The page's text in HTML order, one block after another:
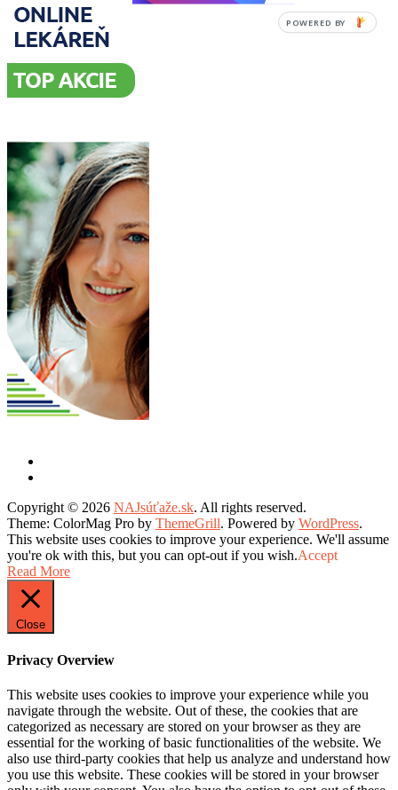
Copyright © 2026 NAJsúťaže.sk. All rights reserved.
Theme: ColorMag Pro by ThemeGrill. Powered by WordPress.
This website uses cookies to improve your experience. We'll assume
you're ok with this, but you can opt-out if you wish.Accept
Read More
Close
Privacy Overview
This website uses cookies to improve your experience while you
navigate through the website. Out of these, the cookies that are
categorized as necessary are stored on your browser as they are
essential for the working of basic functionalities of the website. We
also use third-party cookies that help us analyze and understand how
you use this website. These cookies will be stored in your browser